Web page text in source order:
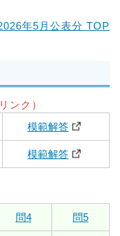
年5月公表分 TOP
ンク）
模範解答
模範解答
問4 問5